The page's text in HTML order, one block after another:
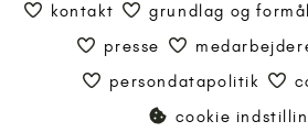
kontakt grundlag og formål
presse
persondatapolitik
cookie